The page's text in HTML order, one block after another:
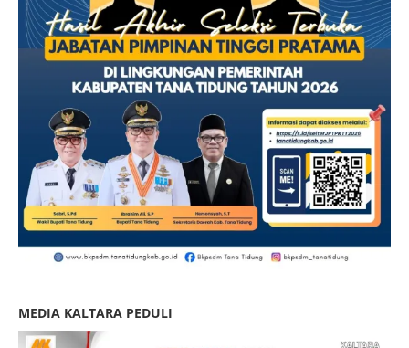
MEDIA KALTARA PEDULI